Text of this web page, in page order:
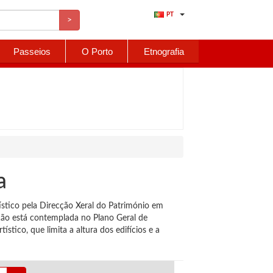
>
PT
Passeios O Porto Etnografia
pela Direcção Xeral do Património em
está contemplada no Plano Geral de
que limita a altura dos edifícios e a